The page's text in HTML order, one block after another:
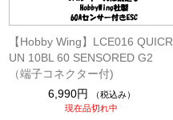
【Hobby Wing】LCE016 QUICR
UN 10BL 60 SENSORED G2
（端子コネクター付)
6,990円
（税込み）
現在品切れ中